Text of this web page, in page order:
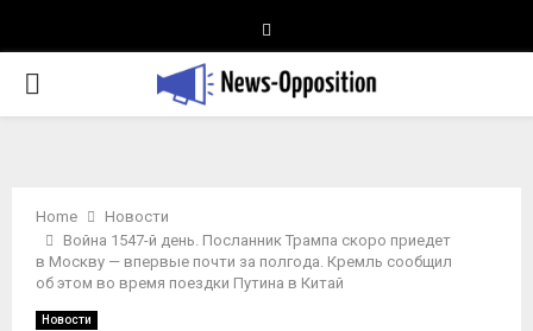
PRIMARY
Home
Новости
Война 1547-й день. Посланник Трампа скоро приедет
в Москву — впервые почти за полгода. Кремль сообщил
об этом во время поездки Путина в Китай
Новости